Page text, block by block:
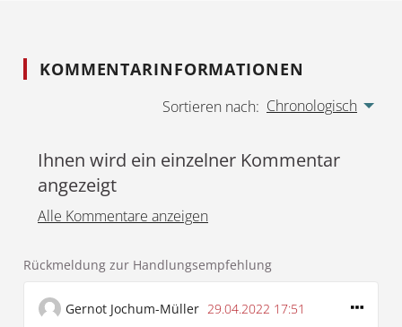
KOMMENTARINFORMATIONEN
Sortieren nach: Chronologisch
Ihnen wird ein einzelner Kommentar
angezeigt
Alle Kommentare anzeigen
Rückmeldung zur Handlungsempfehlung
Gernot Jochum-Müller 29.04.2022 17:51